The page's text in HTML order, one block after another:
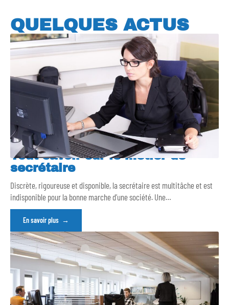
QUELQUES ACTUS
Tout savoir sur le métier de
secrétaire
Discrète, rigoureuse et disponible, la secrétaire est multitâche et est
indisponible pour la bonne marche d’une société. Une…
En savoir plus